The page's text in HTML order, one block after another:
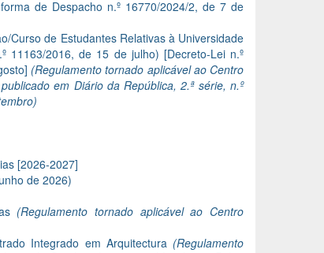
de Despacho n.º 16770/2024/2, de 7 de
Curso de Estudantes Relativas à Universidade
11163/2016, de 15 de julho) [Decreto-Lei n.º
(Regulamento tornado aplicável ao Centro
em Diário da República, 2.ª série, n.º
[2026-2027]
de 2026)
(Regulamento tornado aplicável ao Centro
Integrado em Arquitectura (Regulamento